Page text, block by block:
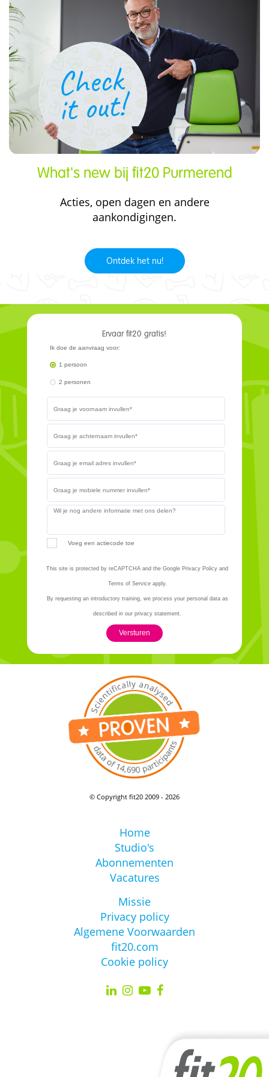
What's new bij fit20 Purmerend
Acties, open dagen en andere
aankondigingen.
Ontdek het nu!
Ervaar fit20 gratis!
Ik doe de aanvraag voor:
1 persoon
2 personen
Voeg een actiecode toe
This site is protected by reCAPTCHA and the Google Privacy Policy and
Terms of Service apply.
By requesting an introductory training, we process your personal data as
described in our privacy statement.
Versturen
© Copyright fit20 2009 - 2026
Home
Studio's
Abonnementen
Vacatures
Missie
Privacy policy
Algemene Voorwaarden
fit20.com
Cookie policy